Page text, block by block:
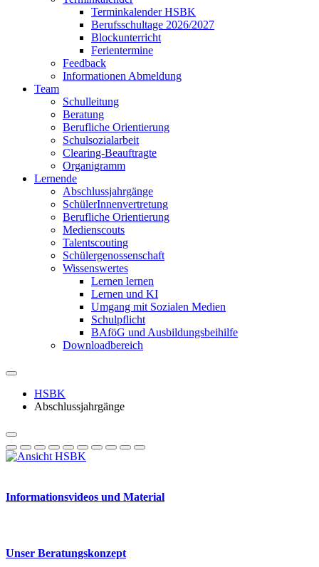
Terminkalender HSBK
Berufsschultage 2026/2027
Blockunterricht
Ferientermine
Feedback
Informationen Abmeldung
Team
Schulleitung
Beratung
Berufliche Orientierung
Schulsozialarbeit
Clearing-Beauftragte
Organigramm
Lernende
Abschlussjahrgänge
SchülerInnenvertretung
Berufliche Orientierung
Medienscouts
Talentscouting
Schüler­genossen­schaft
Wissenswertes
Lernen lernen
Lernen und KI
Umgang mit Sozialen Medien
Schulpflicht
BAföG und Ausbildungsbeihilfe
Downloadbereich
HSBK
Abschlussjahrgänge
Informationsvideos und Material
Unser Beratungskonzept